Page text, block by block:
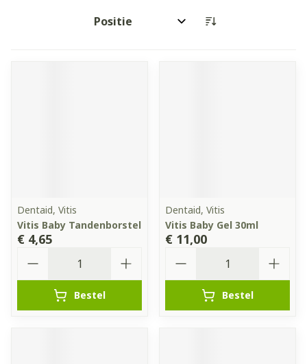
Sorteer op:
Dentaid, Vitis
Vitis Baby Tandenborstel
€ 4,65
Bestel
Dentaid, Vitis
Vitis Baby Gel 30ml
€ 11,00
Bestel